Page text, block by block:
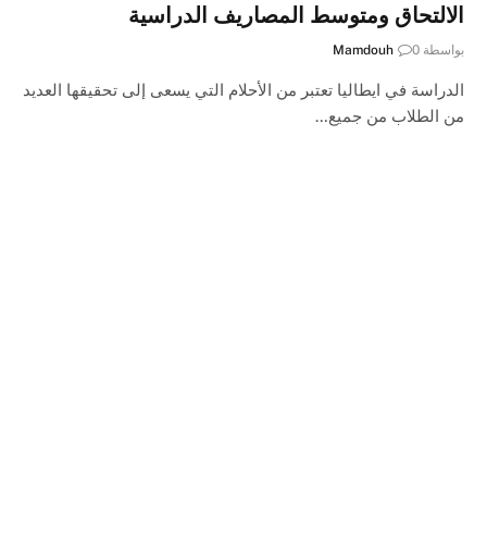
الالتحاق ومتوسط المصاريف الدراسية
بواسطة Mamdouh 0
الدراسة في ايطاليا تعتبر من الأحلام التي يسعى إلى تحقيقها العديد
من الطلاب من جميع…